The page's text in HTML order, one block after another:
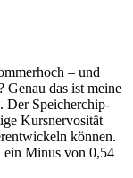
– und
Genau das ist meine
Der Speicherchip-
Kursnervosität
können.
ein Minus von 0,54